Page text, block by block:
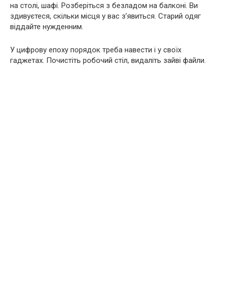
на столі, шафі. Розберіться з безладом на балконі. Ви
здивуєтеся, скільки місця у вас з’явиться. Старий одяг
віддайте нужденним.
У цифрову епоху порядок треба навести і у своїх
гаджетах. Почистіть робочий стіл, видаліть зайві файли.